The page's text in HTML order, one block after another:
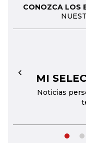
CONOZCA LOS
MI
Noticias
←